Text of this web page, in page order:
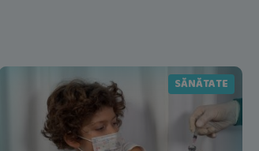
SĂNĂTATE